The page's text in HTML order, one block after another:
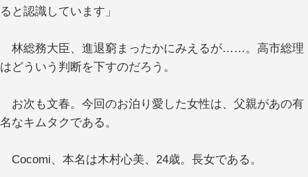
ると認識しています」
林総務大臣、進退窮まったかにみえるが……。高市総理
はどういう判断を下すのだろう。
お次も文春。今回のお泊り愛した女性は、父親があの有
名なキムタクである。
Cocomi、本名は木村心美、24歳。長女である。